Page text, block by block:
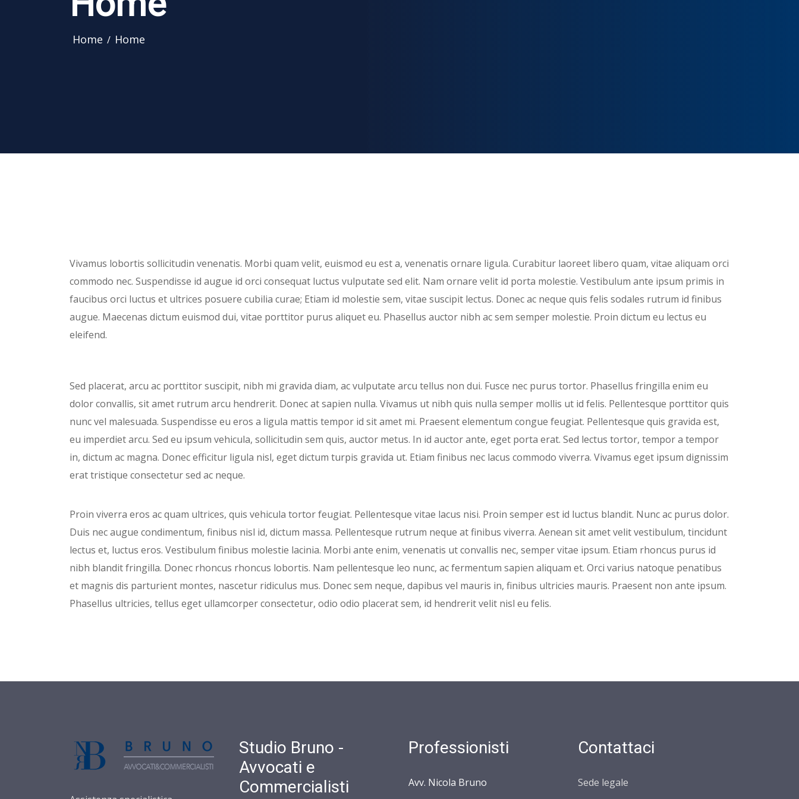
Home Home
Vivamus lobortis sollicitudin venenatis. Morbi quam velit, euismod eu est a, venenatis ornare ligula. Curabitur laoreet libero quam, vitae aliquam orci
commodo nec. Suspendisse id augue id orci consequat luctus vulputate sed elit. Nam ornare velit id porta molestie. Vestibulum ante ipsum primis in
faucibus orci luctus et ultrices posuere cubilia curae; Etiam id molestie sem, vitae suscipit lectus. Donec ac neque quis felis sodales rutrum id finibus
augue. Maecenas dictum euismod dui, vitae porttitor purus aliquet eu. Phasellus auctor nibh ac sem semper molestie. Proin dictum eu lectus eu
eleifend.
Sed placerat, arcu ac porttitor suscipit, nibh mi gravida diam, ac vulputate arcu tellus non dui. Fusce nec purus tortor. Phasellus fringilla enim eu
dolor convallis, sit amet rutrum arcu hendrerit. Donec at sapien nulla. Vivamus ut nibh quis nulla semper mollis ut id felis. Pellentesque porttitor quis
nunc vel malesuada. Suspendisse eu eros a ligula mattis tempor id sit amet mi. Praesent elementum congue feugiat. Pellentesque quis gravida est,
eu imperdiet arcu. Sed eu ipsum vehicula, sollicitudin sem quis, auctor metus. In id auctor ante, eget porta erat. Sed lectus tortor, tempor a tempor
in, dictum ac magna. Donec efficitur ligula nisl, eget dictum turpis gravida ut. Etiam finibus nec lacus commodo viverra. Vivamus eget ipsum dignissim
erat tristique consectetur sed ac neque.
Proin viverra eros ac quam ultrices, quis vehicula tortor feugiat. Pellentesque vitae lacus nisi. Proin semper est id luctus blandit. Nunc ac purus dolor.
Duis nec augue condimentum, finibus nisl id, dictum massa. Pellentesque rutrum neque at finibus viverra. Aenean sit amet velit vestibulum, tincidunt
lectus et, luctus eros. Vestibulum finibus molestie lacinia. Morbi ante enim, venenatis ut convallis nec, semper vitae ipsum. Etiam rhoncus purus id
nibh blandit fringilla. Donec rhoncus rhoncus lobortis. Nam pellentesque leo nunc, ac fermentum sapien aliquam et. Orci varius natoque penatibus
et magnis dis parturient montes, nascetur ridiculus mus. Donec sem neque, dapibus vel mauris in, finibus ultricies mauris. Praesent non ante ipsum.
Phasellus ultricies, tellus eget ullamcorper consectetur, odio odio placerat sem, id hendrerit velit nisl eu felis.
Studio Bruno -
Avvocati e
Commercialisti
Professionisti
Avv. Nicola Bruno
Contattaci
Sede legale